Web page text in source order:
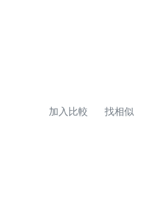
加入比較 找相似